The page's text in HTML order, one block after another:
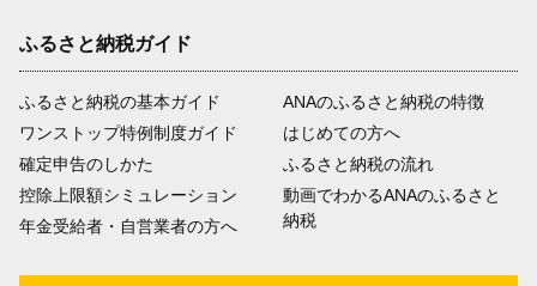
ふるさと納税ガイド
ふるさと納税の基本ガイド
ワンストップ特例制度ガイド
確定申告のしかた
控除上限額シミュレーション
年金受給者・自営業者の方へ
ANAのふるさと納税の特徴
はじめての方へ
ふるさと納税の流れ
動画でわかるANAのふるさと
納税